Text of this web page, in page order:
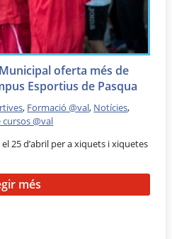
oferta més de
Esportius de Pasqua
, Formació @val, Notícies,
@val
25 d’abril per a xiquets i xiquetes
més